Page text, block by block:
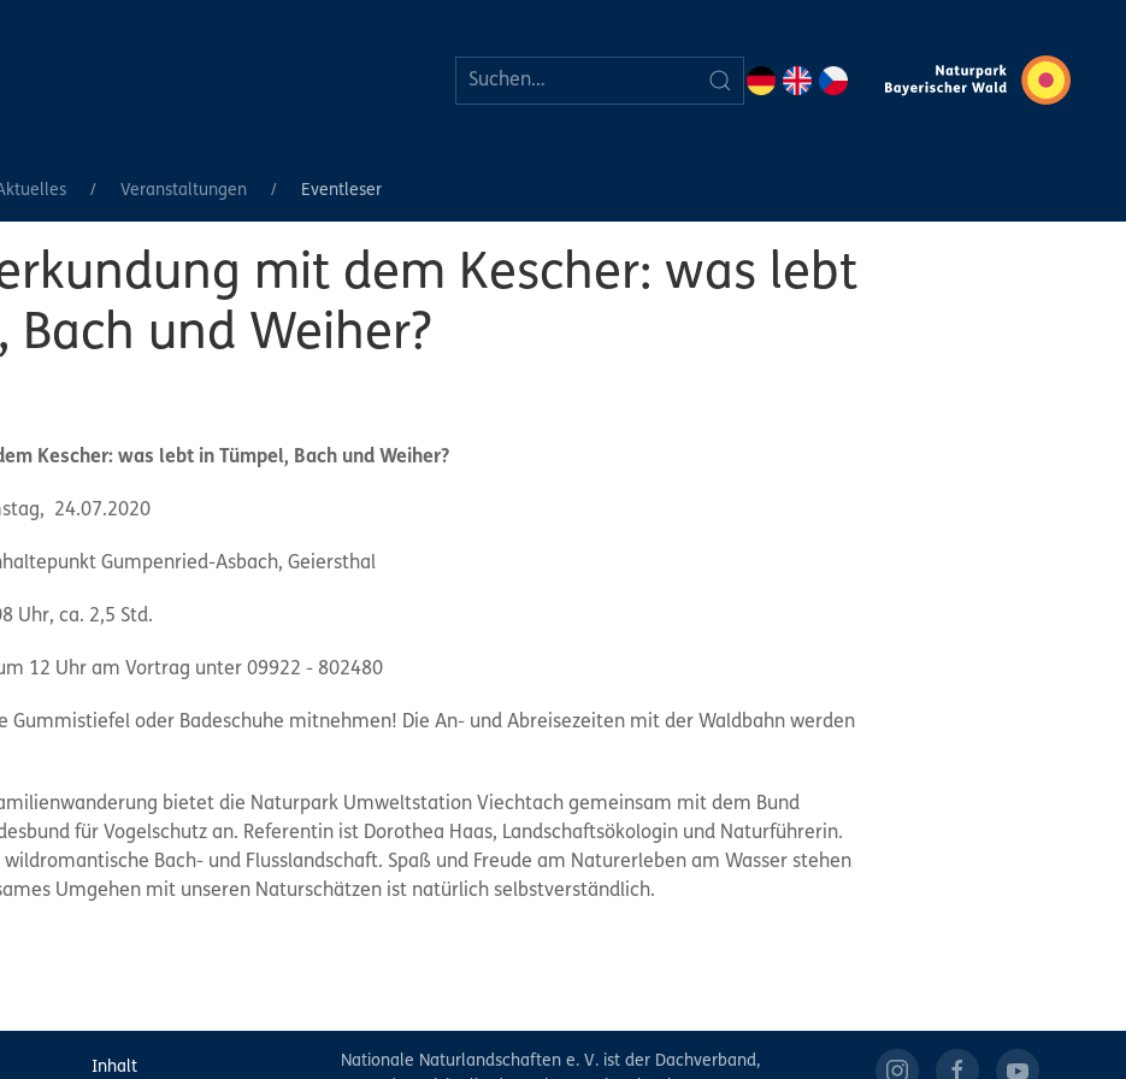
Veranstaltungen Eventleser
mit dem Kescher: was lebt
Bach und Weiher?
Kescher: was lebt in Tümpel, Bach und Weiher?
Gumpenried-Asbach, Geiersthal
ca. 2,5 Std.
am Vortrag unter 09922 - 802480
oder Badeschuhe mitnehmen! Die An- und Abreisezeiten mit der Waldbahn werden
bietet die Naturpark Umweltstation Viechtach gemeinsam mit dem Bund
für Vogelschutz an. Referentin ist Dorothea Haas, Landschaftsökologin und Naturführerin.
Bach- und Flusslandschaft. Spaß und Freude am Naturerleben am Wasser stehen
Umgehen mit unseren Naturschätzen ist natürlich selbstverständlich.
Inhalt
Nationale Naturlandschaften e. V. ist der Dachverband,